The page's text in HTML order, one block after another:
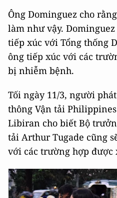
Ông Dominguez cho
làm như vậy.
tiếp xúc với Tổng thống
ông tiếp xúc với các
bị nhiễm bệnh.
Tối ngày 11/3, người
thông Vận tải
Libiran cho biết Bộ
tải Arthur Tugade cũng
với các trường hợp được